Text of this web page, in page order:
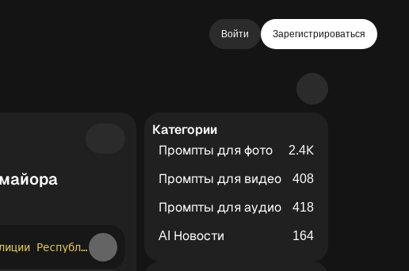
Войти Зарегистрироваться
Нарисуй открытку для поздравления с 23 февраля для майора милиции Республики Беларусь, сделай на ней надпись "Юра поздравляю с днем защитника отечества"
Категории
Промпты для фото
2.4К
Промпты для видео 408
Промпты для аудио 418
AI Новости 164